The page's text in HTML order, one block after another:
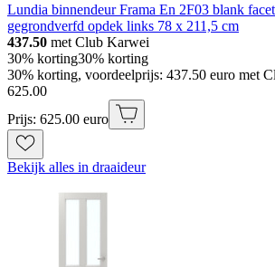
Lundia binnendeur Frama En 2F03 blank
gegrondverfd opdek links 78 x 211,5 cm
437.50 met Club Karwei
30% korting30% korting
30% korting, voordeelprijs: 437.50 euro met
625.00
Prijs: 625.00 euro
Bekijk alles in draaideur